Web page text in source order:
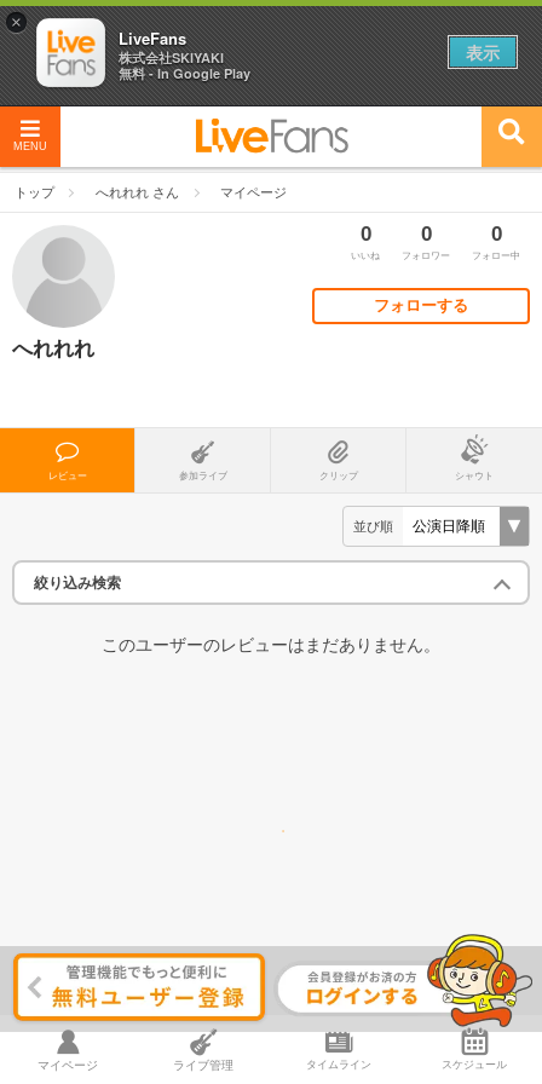
MENU
トップ へれれれ さん マイページ
0
いいね
0
フォロワー
0
フォロー中
フォローする
へれれれ
レビュー 参加ライブ クリップ シャウト
並び順
絞り込み検索
このユーザーのレビューはまだありません。
マイページ ライブ管理 タイムライン スケジュール
×
LiveFans
株式会社SKIYAKI
無料 - In Google Play
表示